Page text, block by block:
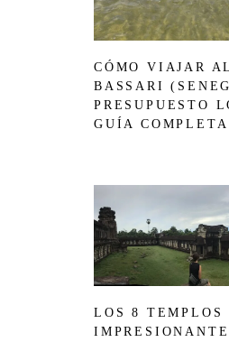
CÓMO VIAJAR
BASSARI
PRESUPUESTO
GUÍA
LOS 8 TEMPLOS